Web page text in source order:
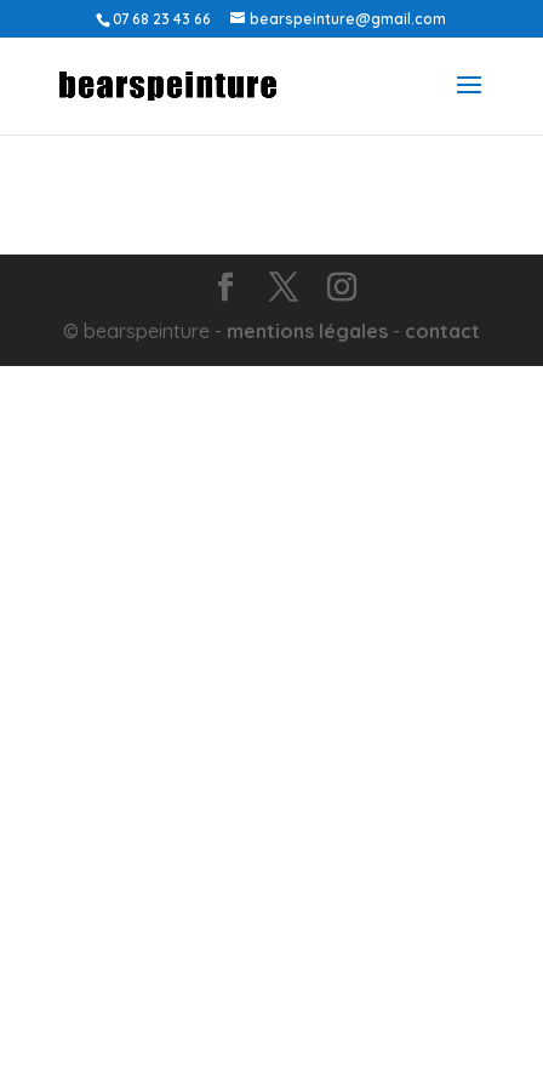
07 68 23 43 66 bearspeinture@gmail.com
© bearspeinture - mentions légales- contact